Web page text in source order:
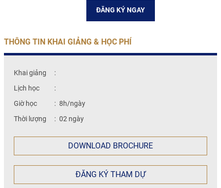
THÔNG TIN KHAI GIẢNG & HỌC PHÍ
Khai giảng
:
Lịch học
:
Giờ học
: 8h/ngày
Thời lượng
: 02 ngày
DOWNLOAD BROCHURE
ĐĂNG KÝ THAM DỰ
ĐĂNG KÝ NGAY